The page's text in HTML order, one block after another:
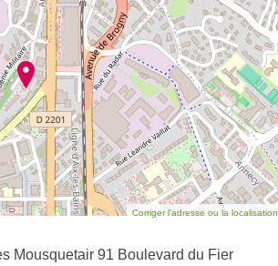
Corriger l’adresse ou la localisation
Mousquetair 91 Boulevard du Fier